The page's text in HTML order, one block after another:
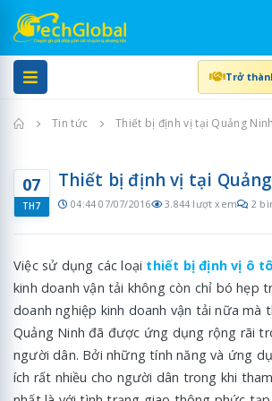
Trở
Trang chủ
Tin tức Thiết bị định vị tại Quảng Ninh
07
TH7
Thiết bị định vị tại
04:44 07/07/2016 3.844 lượt xem 2
Việc sử dụng các loại thiết bị định vị ô tô
kinh doanh vận tải không còn chỉ bó hẹp
doanh nghiệp kinh doanh vận tải nữa mà
Quảng Ninh đã được ứng dụng rộng rãi
người dân. Bởi những tính năng và ứng
ích rất nhiều cho người dân trong khi